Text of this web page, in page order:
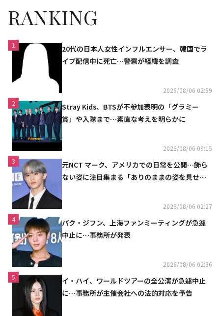
RANKING
1
20代の日本人女性インフルエンサー、韓国でラ
イブ配信中に死亡…警察が経緯を調査
2026/08/06 02:59
2
Stray Kids、BTSが不参加表明の「グラミー
賞」や入隊まで…素直な考えを明らかに
2026/08/06 09:15
3
元NCT マーク、アメリカでの日常を公開…飾ら
ない姿に注目集まる「ありのままの姿を見せた
2026/08/06 02:27
4
パク・ジフン、上海ファンミーティングが急遽
中止に…事務所が発表
2026/08/06 02:36
5
イ・ハイ、ワールドツアーの全公演が急遽中止
に…事務所が主催会社への法的対応を予告